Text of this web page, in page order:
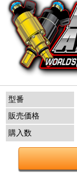
型番
販売価格
購入数